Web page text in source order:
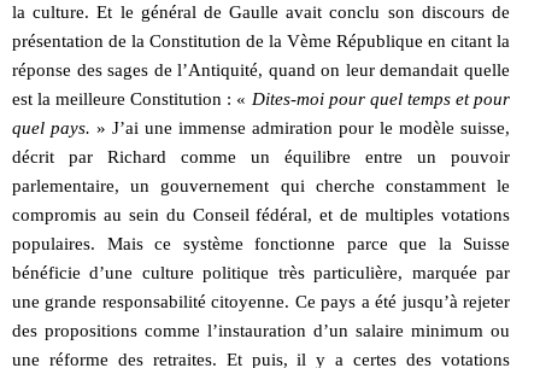
la culture. Et le général de Gaulle avait conclu son discours de
présentation de la Constitution de la Vème République en citant la
réponse des sages de l’Antiquité, quand on leur demandait quelle
est la meilleure Constitution : « Dites-moi pour quel temps et pour
quel pays. » J’ai une immense admiration pour le modèle suisse,
décrit par Richard comme un équilibre entre un pouvoir
parlementaire, un gouvernement qui cherche constamment le
compromis au sein du Conseil fédéral, et de multiples votations
populaires. Mais ce système fonctionne parce que la Suisse
bénéficie d’une culture politique très particulière, marquée par
une grande responsabilité citoyenne. Ce pays a été jusqu’à rejeter
des propositions comme l’instauration d’un salaire minimum ou
une réforme des retraites. Et puis, il y a certes des votations